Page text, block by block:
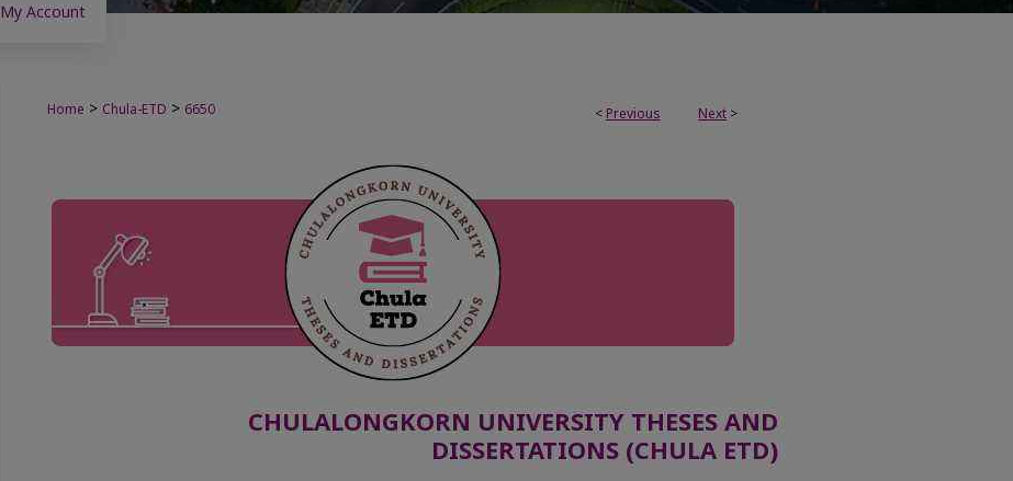
My Account
< Previous Next >
Home > Chula-ETD > 6650
CHULALONGKORN UNIVERSITY THESES AND
DISSERTATIONS (CHULA ETD)